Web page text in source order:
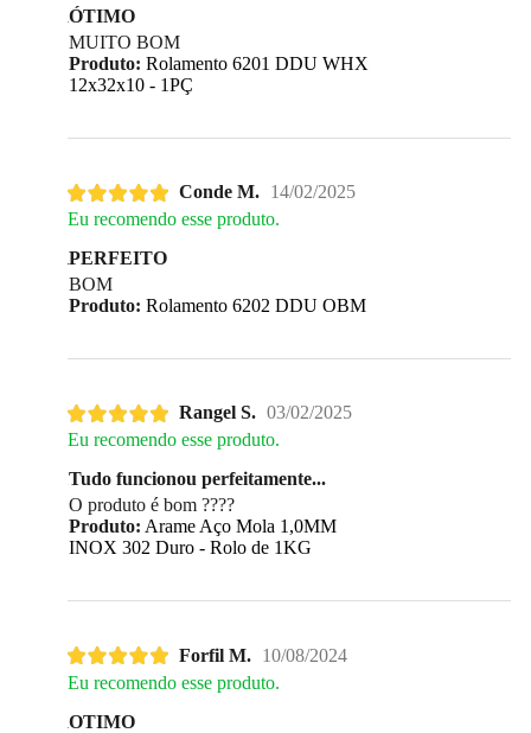
ÓTIMO
MUITO BOM
Produto: Rolamento 6201 DDU WHX
12x32x10 - 1PÇ
Conde M.
14/02/2025
Eu recomendo esse produto.
PERFEITO
BOM
Produto: Rolamento 6202 DDU OBM
Rangel S. 03/02/2025
Eu recomendo esse produto.
Tudo funcionou perfeitamente...
O produto é bom ????
Produto: Arame Aço Mola 1,0MM
INOX 302 Duro - Rolo de 1KG
Forfil M.
10/08/2024
Eu recomendo esse produto.
OTIMO